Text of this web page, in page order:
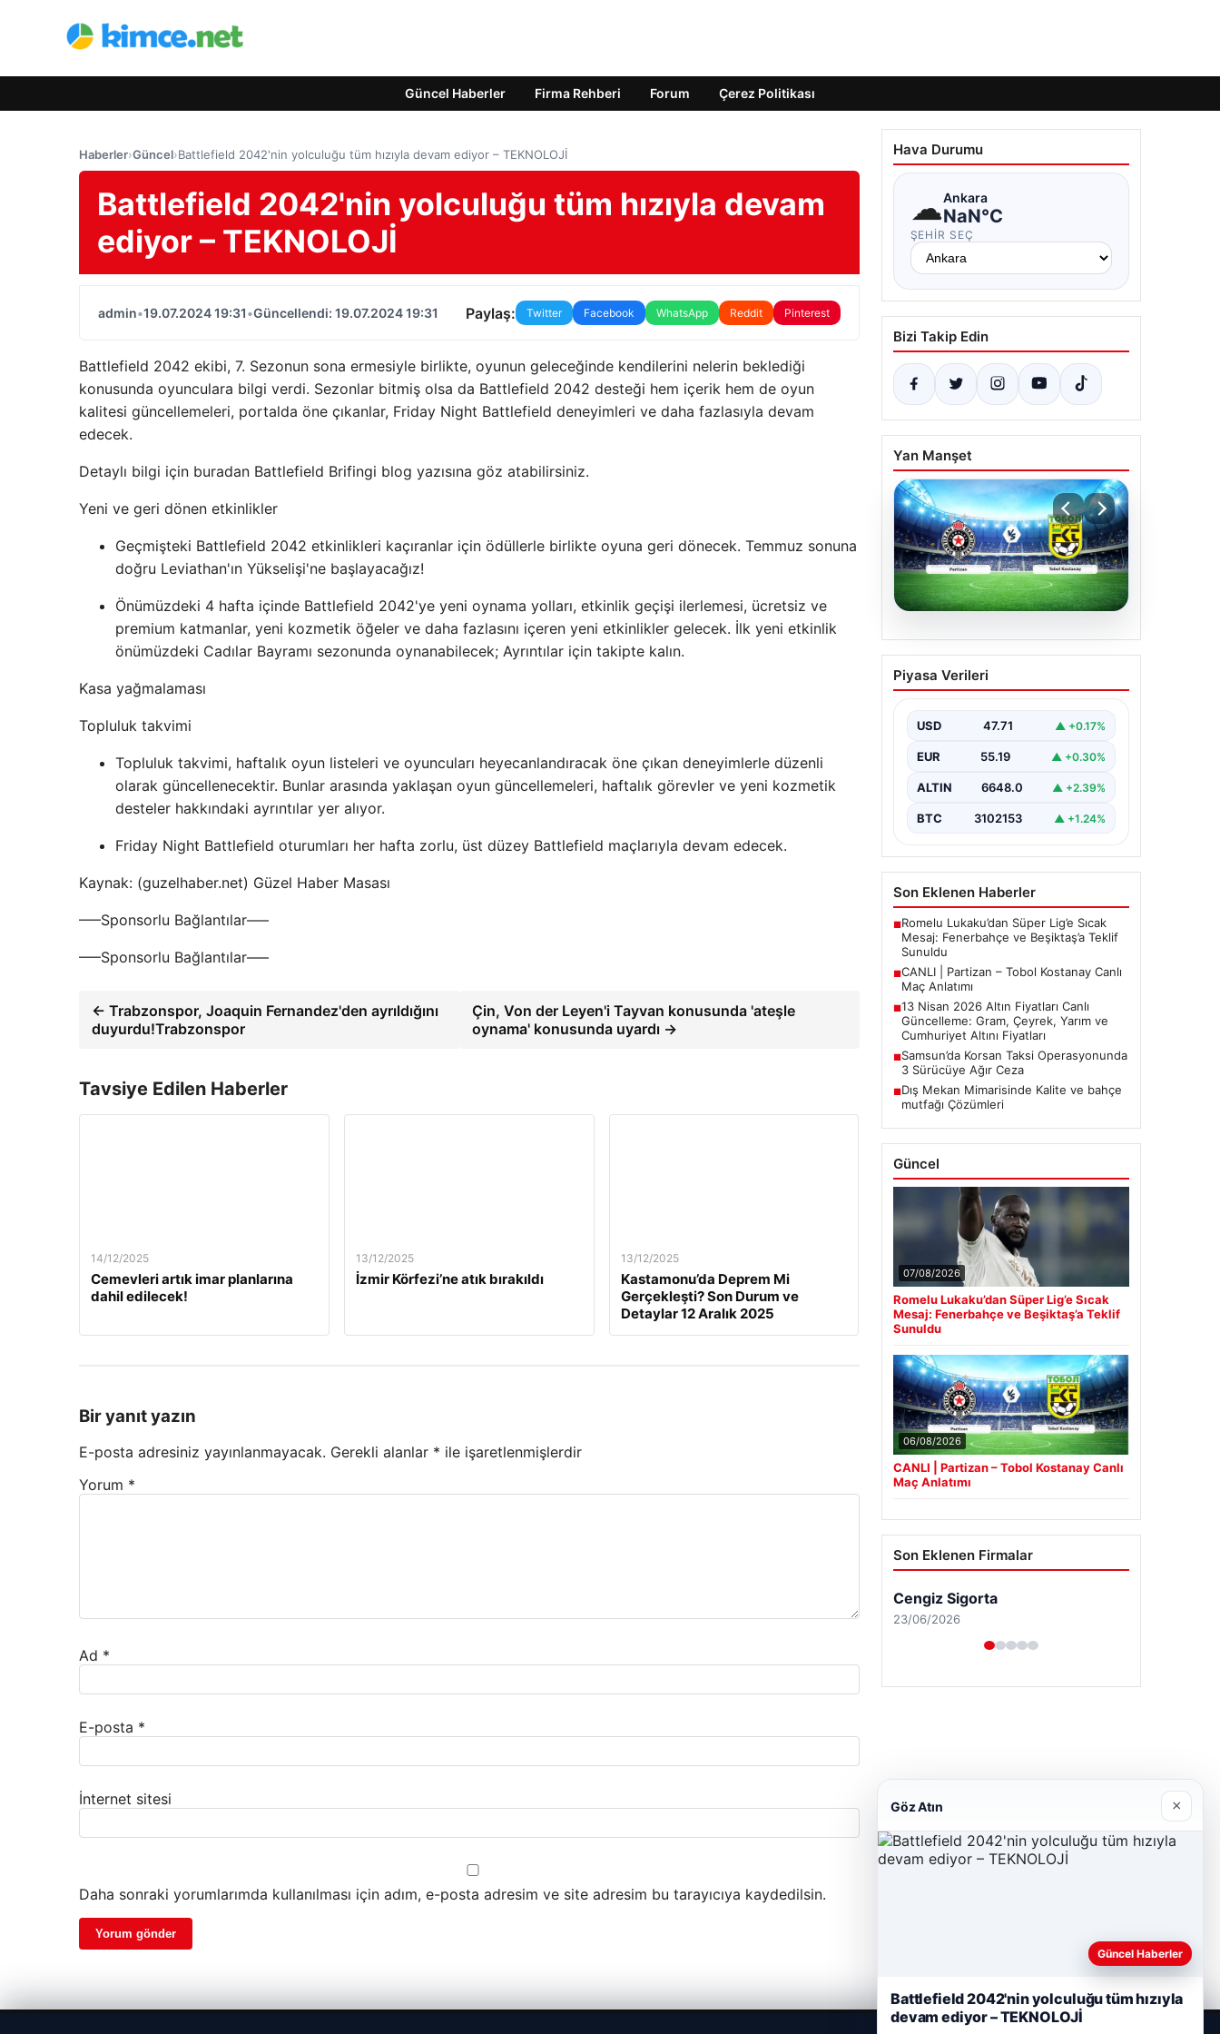
Güncel Haberler Firma Rehberi Forum Çerez Politikası
Haberler›Güncel›Battlefield 2042'nin yolculuğu tüm hızıyla devam ediyor – TEKNOLOJİ
Battlefield 2042'nin yolculuğu tüm hızıyla devam
ediyor – TEKNOLOJİ
admin•19.07.2024 19:31•Güncellendi: 19.07.2024 19:31 Paylaş: Twitter Facebook WhatsApp Reddit Pinterest
Battlefield 2042 ekibi, 7. Sezonun sona ermesiyle birlikte, oyunun geleceğinde kendilerini nelerin beklediği
konusunda oyunculara bilgi verdi. Sezonlar bitmiş olsa da Battlefield 2042 desteği hem içerik hem de oyun
kalitesi güncellemeleri, portalda öne çıkanlar, Friday Night Battlefield deneyimleri ve daha fazlasıyla devam
edecek.
Detaylı bilgi için buradan Battlefield Brifingi blog yazısına göz atabilirsiniz.
Yeni ve geri dönen etkinlikler
Geçmişteki Battlefield 2042 etkinlikleri kaçıranlar için ödüllerle birlikte oyuna geri dönecek. Temmuz sonuna
doğru Leviathan'ın Yükselişi'ne başlayacağız!
Önümüzdeki 4 hafta içinde Battlefield 2042'ye yeni oynama yolları, etkinlik geçişi ilerlemesi, ücretsiz ve
premium katmanlar, yeni kozmetik öğeler ve daha fazlasını içeren yeni etkinlikler gelecek. İlk yeni etkinlik
önümüzdeki Cadılar Bayramı sezonunda oynanabilecek; Ayrıntılar için takipte kalın.
Kasa yağmalaması
Topluluk takvimi
Topluluk takvimi, haftalık oyun listeleri ve oyuncuları heyecanlandıracak öne çıkan deneyimlerle düzenli
olarak güncellenecektir. Bunlar arasında yaklaşan oyun güncellemeleri, haftalık görevler ve yeni kozmetik
desteler hakkındaki ayrıntılar yer alıyor.
Friday Night Battlefield oturumları her hafta zorlu, üst düzey Battlefield maçlarıyla devam edecek.
Kaynak: (guzelhaber.net) Güzel Haber Masası
—–Sponsorlu Bağlantılar—–
—–Sponsorlu Bağlantılar—–
← Trabzonspor, Joaquin Fernandez'den ayrıldığını
duyurdu!Trabzonspor
Çin, Von der Leyen'i Tayvan konusunda 'ateşle
oynama' konusunda uyardı →
Tavsiye Edilen Haberler
14/12/2025
Cemevleri artık imar planlarına
dahil edilecek!
13/12/2025
İzmir Körfezi’ne atık bırakıldı
13/12/2025
Kastamonu’da Deprem Mi
Gerçekleşti? Son Durum ve
Detaylar 12 Aralık 2025
Bir yanıt yazın
E-posta adresiniz yayınlanmayacak. Gerekli alanlar * ile işaretlenmişlerdir
Yorum *
Ad *
E-posta *
İnternet sitesi
Daha sonraki yorumlarımda kullanılması için adım, e-posta adresim ve site adresim bu tarayıcıya kaydedilsin.
Hava Durumu
☁Ankara
NaN°C
ŞEHIR SEÇ
Bizi Takip Edin
Yan Manşet
06.08.2026
CANLI | Partizan – Tobol
Kostanay Canlı Maç
Piyasa Verileri
USD 47.71 ▲ +0.17%
EUR 55.19 ▲ +0.30%
ALTIN 6648.0 ▲ +2.39%
BTC 3102153 ▲ +1.24%
Son Eklenen Haberler
■Romelu Lukaku’dan Süper Lig’e Sıcak
Mesaj: Fenerbahçe ve Beşiktaş’a Teklif
Sunuldu
■CANLI | Partizan – Tobol Kostanay Canlı
Maç Anlatımı
■13 Nisan 2026 Altın Fiyatları Canlı
Güncelleme: Gram, Çeyrek, Yarım ve
Cumhuriyet Altını Fiyatları
■Samsun’da Korsan Taksi Operasyonunda
3 Sürücüye Ağır Ceza
■Dış Mekan Mimarisinde Kalite ve bahçe
mutfağı Çözümleri
Güncel
07/08/2026
Romelu Lukaku’dan Süper Lig’e Sıcak
Mesaj: Fenerbahçe ve Beşiktaş’a Teklif
Sunuldu
06/08/2026
CANLI | Partizan – Tobol Kostanay Canlı
Maç Anlatımı
Son Eklenen Firmalar
Cengiz Sigorta
23/06/2026
Göz Atın ×
Güncel Haberler
Battlefield 2042'nin yolculuğu tüm hızıyla
devam ediyor – TEKNOLOJİ